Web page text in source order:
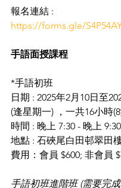
報名連結 :
https://forms.gle/
手語面授課程
*手語初班
日期 : 2025年2月10日至
(逢星期一) ，一共16小時
時間 : 晚上 7:30 - 晚上 9:30
地點 : 石硤尾白田邨翠田
費用：會員 $600; 非會員
手語初班進階班 (需要完成